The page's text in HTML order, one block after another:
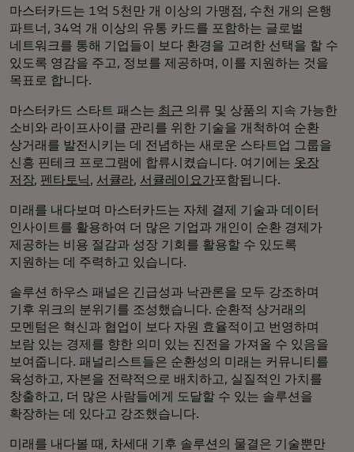
마스터카드는 1억 5천만 개 이상의 가맹점, 수천 개의 은행
파트너, 34억 개 이상의 유통 카드를 포함하는 글로벌
네트워크를 통해 기업들이 보다 환경을 고려한 선택을 할 수
있도록 영감을 주고, 정보를 제공하며, 이를 지원하는 것을
목표로 합니다.
마스터카드 스타트 패스는 최근 의류 및 상품의 지속 가능한
소비와 라이프사이클 관리를 위한 기술을 개척하여 순환
상거래를 발전시키는 데 전념하는 새로운 스타트업 그룹을
신흥 핀테크 프로그램에 합류시켰습니다. 여기에는 옷장
저장, 펜타토닉, 서큘라, 서큘레이요가포함됩니다.
미래를 내다보며 마스터카드는 자체 결제 기술과 데이터
인사이트를 활용하여 더 많은 기업과 개인이 순환 경제가
제공하는 비용 절감과 성장 기회를 활용할 수 있도록
지원하는 데 주력하고 있습니다.
솔루션 하우스 패널은 긴급성과 낙관론을 모두 강조하며
기후 위크의 분위기를 조성했습니다. 순환적 상거래의
모멘텀은 혁신과 협업이 보다 자원 효율적이고 번영하며
보람 있는 경제를 향한 의미 있는 진전을 가져올 수 있음을
보여줍니다. 패널리스트들은 순환성의 미래는 커뮤니티를
육성하고, 자본을 전략적으로 배치하고, 실질적인 가치를
창출하고, 더 많은 사람들에게 도달할 수 있는 솔루션을
확장하는 데 있다고 강조했습니다.
미래를 내다볼 때, 차세대 기후 솔루션의 물결은 기술뿐만